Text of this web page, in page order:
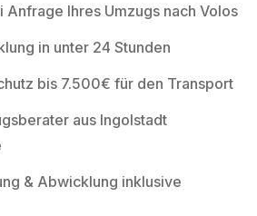
Anfrage Ihres Umzugs nach Volos
in unter 24 Stunden
bis 7.500€ für den Transport
aus Ingolstadt
& Abwicklung inklusive